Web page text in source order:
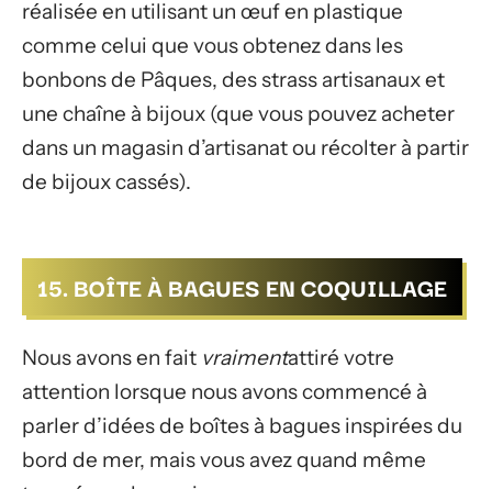
réalisée en utilisant un œuf en plastique
comme celui que vous obtenez dans les
bonbons de Pâques, des strass artisanaux et
une chaîne à bijoux (que vous pouvez acheter
dans un magasin d’artisanat ou récolter à partir
de bijoux cassés).
15. BOÎTE À BAGUES EN COQUILLAGE
Nous avons en fait vraimentattiré votre
attention lorsque nous avons commencé à
parler d’idées de boîtes à bagues inspirées du
bord de mer, mais vous avez quand même